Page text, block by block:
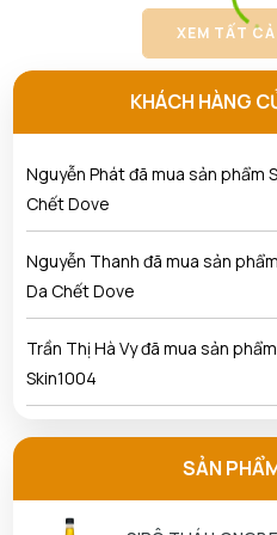
XEM TẤT
KHÁCH HÀNG
Lâm Nguyễn Nhật Hoàng đã
Da Chết Dove
Nguyễn Phát đã mua sản phẩm
Chết Dove
Nguyễn Thanh đã mua sản
Da Chết Dove
Trần Thị Hà Vy đã mua sản
Skin1004
Ngô Thủy Phương Tâm đã mua
Nguyễn Anh Khương đã mua sản
SẢN